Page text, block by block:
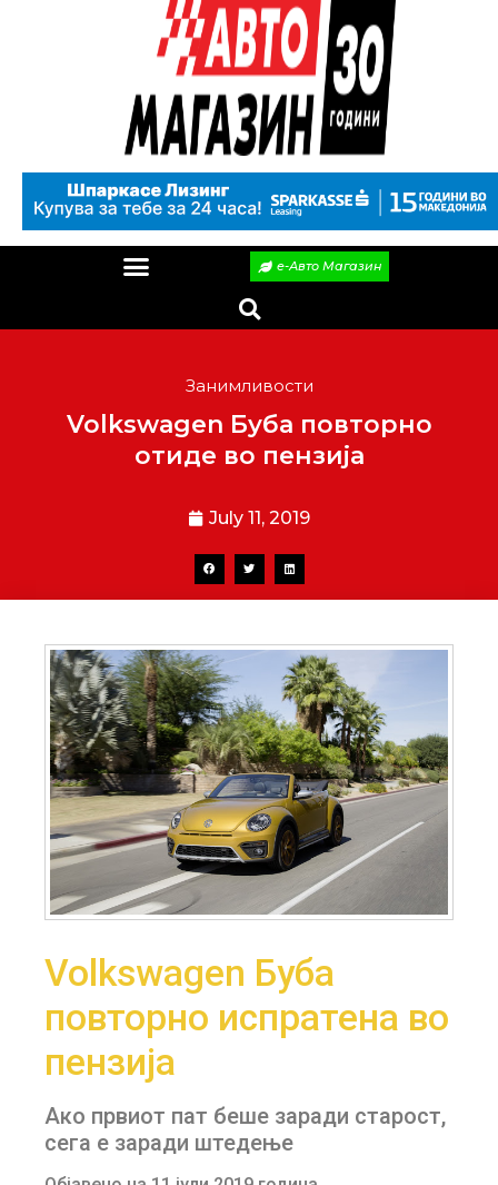
е-Авто Магазин
Занимливости
Volkswagen Буба повторно
отиде во пензија
July 11, 2019
Volkswagen Буба
повторно испратена во
пензија
Ако првиот пат беше заради старост,
сега е заради штедење